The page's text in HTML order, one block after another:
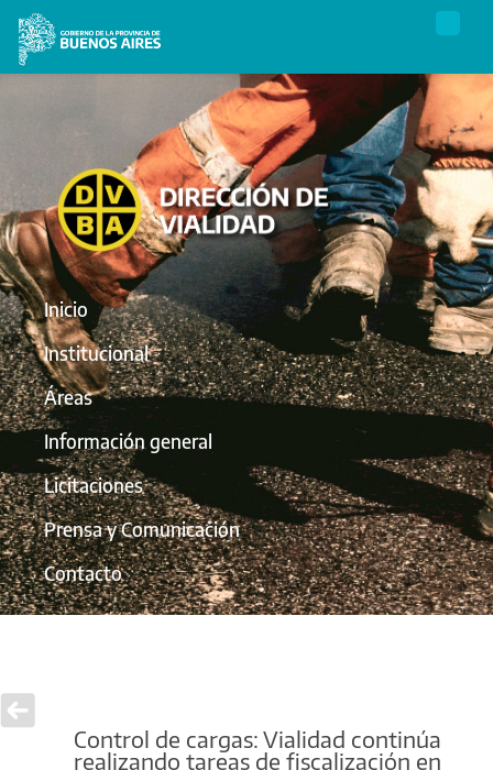
Inicio
Institucional
Áreas
Información general
Licitaciones
Prensa y Comunicación
Contacto
Control de cargas: Vialidad continúa
realizando tareas de fiscalización en